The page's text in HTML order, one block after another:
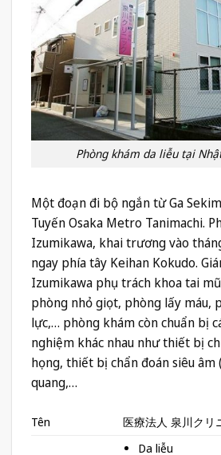
Phòng khám da liễu tại
Một đoạn đi bộ ngắn từ Ga
Tuyến Osaka Metro Tanimachi.
Izumikawa, khai trương vào
ngay phía tây Keihan Kokudo.
Izumikawa phụ trách khoa tai
phòng nhỏ giọt, phòng lấy máu,
lực,… phòng khám còn chuẩn bị
nghiệm khác nhau như thiết bị
họng, thiết bị chẩn đoán siêu âm
quang,…
Tên
医療法人 泉川クリ
Da liễu